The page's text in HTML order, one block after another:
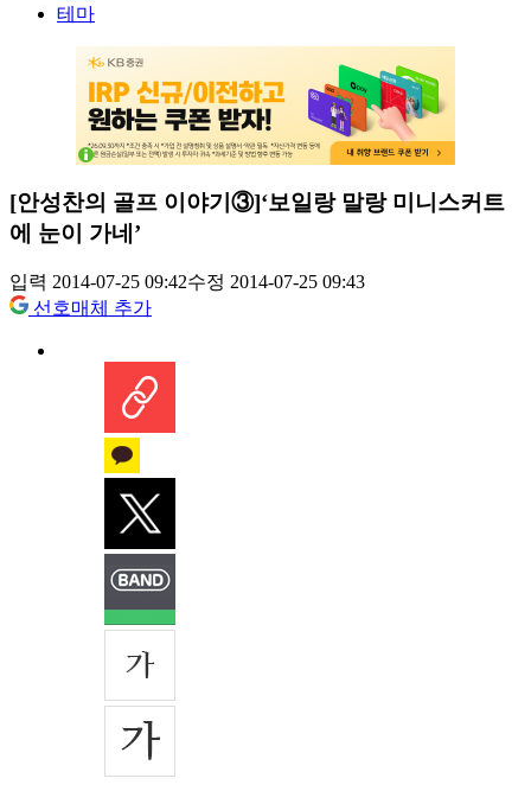
테마
[안성찬의 골프 이야기③]‘보일랑 말랑 미니스커트
에 눈이 가네’
입력 2014-07-25 09:42수정 2014-07-25 09:43
선호매체 추가